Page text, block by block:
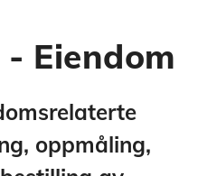
Eiendom
oppmåling,